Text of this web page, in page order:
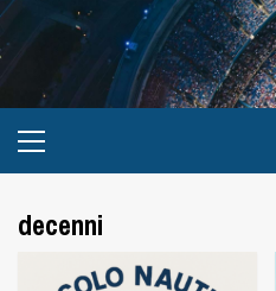
decenni